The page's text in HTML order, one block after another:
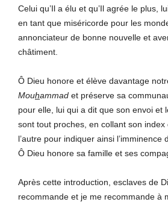
Celui qu’Il a élu et qu’Il agrée le plus,
en tant que miséricorde pour les
annonciateur de bonne nouvelle et
châtiment.
Mouhammad et préserve sa
pour elle, lui qui a dit que son envoi et
sont tout proches, en collant son index
l’autre pour indiquer ainsi l’imminence
Ô Dieu honore sa famille et ses
Après cette introduction, esclaves de
recommande et je me recommande à